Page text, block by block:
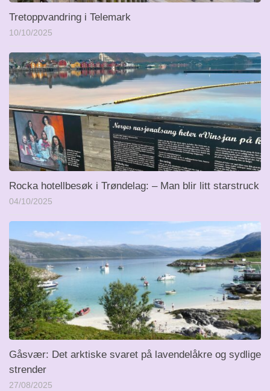
Tretoppvandring i Telemark
10/10/2025
Rocka hotellbesøk i Trøndelag: – Man blir litt starstruck
04/10/2025
Gåsvær: Det arktiske svaret på lavendelåkre og sydlige
strender
27/08/2025